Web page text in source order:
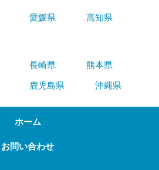
愛媛県 高知県
長崎県
熊本県
鹿児島県 沖縄県
ホーム
お問い合わせ